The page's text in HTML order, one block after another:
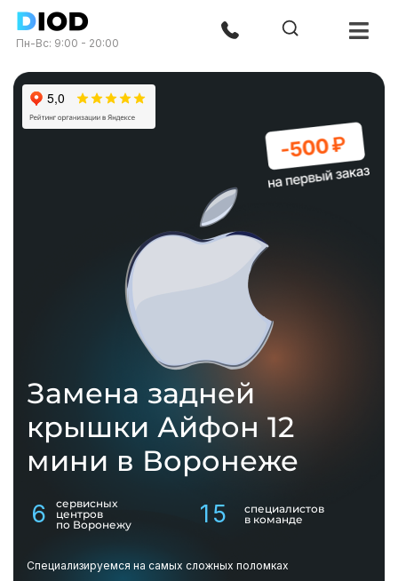
Пн-Вс: 9:00 - 20:00
Замена задней
крышки Айфон 12
мини в Воронеже
6
сервисных
центров
по Воронежу
15
специалистов
в команде
Специализируемся на самых сложных поломках